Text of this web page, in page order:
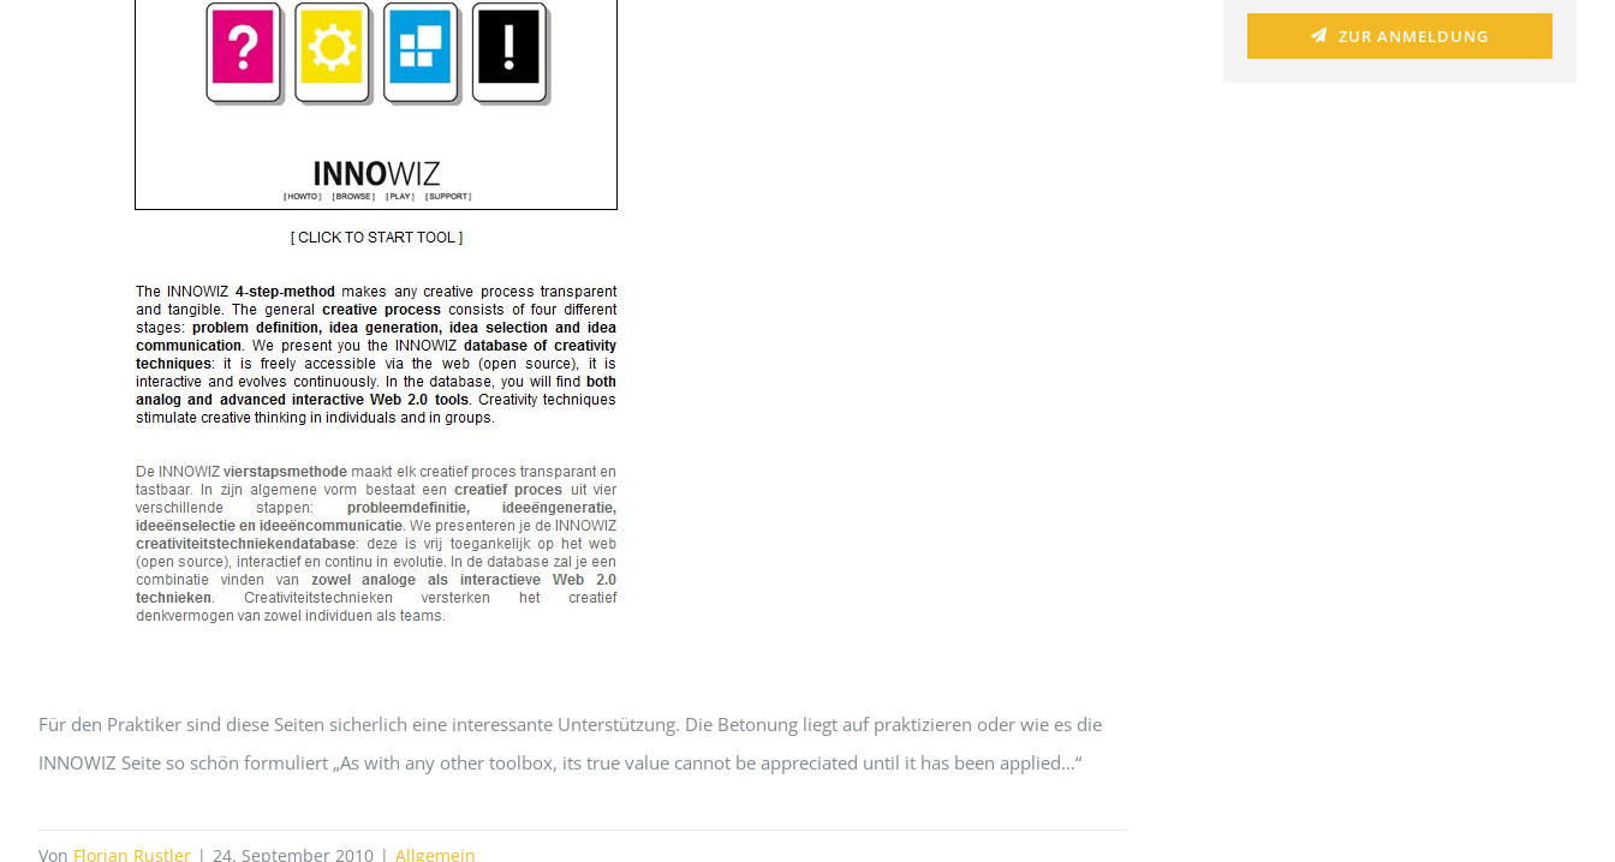
Für den Praktiker sind diese Seiten sicherlich eine interessante Unterstützung. Die Betonung liegt auf praktizieren oder wie es die
INNOWIZ Seite so schön formuliert „As with any other toolbox, its true value cannot be appreciated until it has been applied…“
Von Florian Rustler | 24. September 2010 | Allgemein
ZUR ANMELDUNG